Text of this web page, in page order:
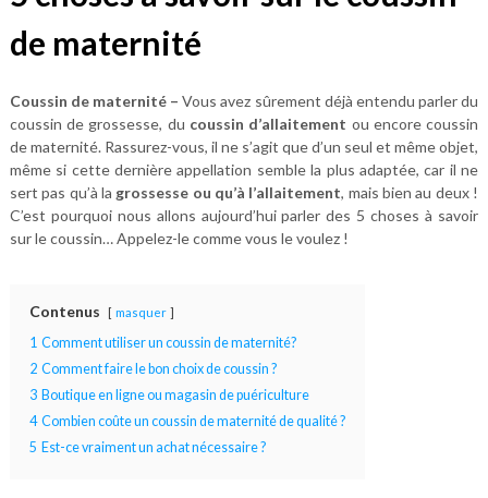
de maternité
Coussin de maternité –Vous avez sûrement déjà entendu parler du
coussin de grossesse, du coussin d’allaitement ou encore coussin
de maternité. Rassurez-vous, il ne s’agit que d’un seul et même objet,
même si cette dernière appellation semble la plus adaptée, car il ne
sert pas qu’à la grossesse ou qu’à l’allaitement, mais bien au deux !
C’est pourquoi nous allons aujourd’hui parler des 5 choses à savoir
sur le coussin… Appelez-le comme vous le voulez !
Contenus masquer
1 Comment utiliser un coussin de maternité?
2 Comment faire le bon choix de coussin ?
3 Boutique en ligne ou magasin de puériculture
4 Combien coûte un coussin de maternité de qualité ?
5 Est-ce vraiment un achat nécessaire ?